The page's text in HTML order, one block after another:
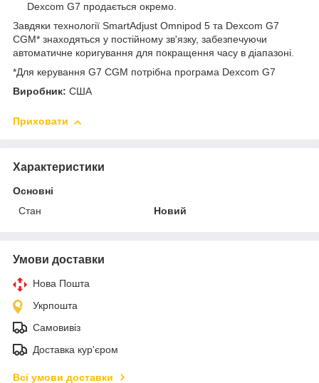
Dexcom G7 продається окремо.
Завдяки технології SmartAdjust Omnipod 5 та Dexcom G7
CGM* знаходяться у постійному зв'язку, забезпечуючи
автоматичне коригування для покращення часу в діапазоні.
*Для керування G7 CGM потрібна програма Dexcom G7
Виробник: США
Приховати
Характеристики
Основні
Стан
Новий
Умови доставки
Нова Пошта
Укрпошта
Самовивіз
Доставка кур'єром
Всі умови доставки